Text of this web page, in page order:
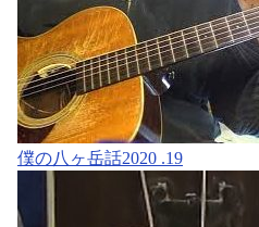
僕の八ヶ岳話2020 .19